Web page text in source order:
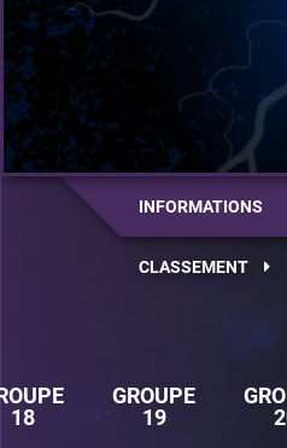
INFORMATIONS
CLASSEMENT
18
GROUPE
19